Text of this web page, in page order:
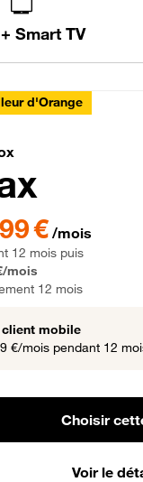
Smart TV
d'Orange
par mois pendant 12
€/mois
12 mois puis
mois
12 mois
client mobile
€/mois pendant 12
Choisir
Voir le